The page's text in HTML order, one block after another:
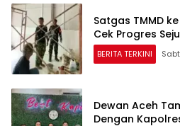
Satgas TMMD
Cek Progres
BERITA TERKINI
Dewan Aceh
Dengan